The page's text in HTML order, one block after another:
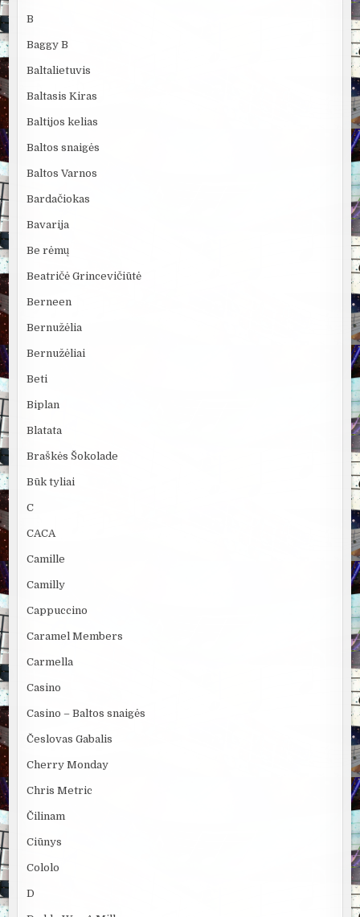
B
Baggy B
Baltalietuvis
Baltasis Kiras
Baltijos kelias
Baltos snaigės
Baltos Varnos
Bardačiokas
Bavarija
Be rėmų
Beatričė Grincevičiūtė
Berneen
Bernužėlia
Bernužėliai
Beti
Biplan
Blatata
Braškės Šokolade
Būk tyliai
C
CACA
Camille
Camilly
Cappuccino
Caramel Members
Carmella
Casino
Casino – Baltos snaigės
Česlovas Gabalis
Cherry Monday
Chris Metric
Čilinam
Ciūnys
Cololo
D